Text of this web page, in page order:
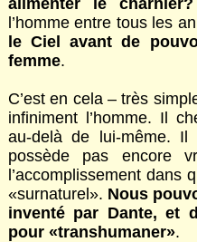
l’homme entre tous les
le Ciel avant de
femme.
C’est en cela – très
infiniment l’homme. Il
au-delà de lui-même.
possède pas encore
l’accomplissement dans
«surnaturel». Nous
inventé par Dante, et
pour «transhumaner».